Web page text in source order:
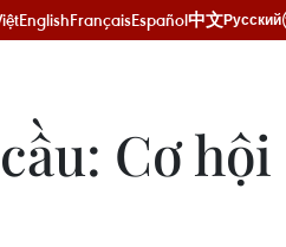
EnglishFrançaisEspañol中文Русский
Cơ hội